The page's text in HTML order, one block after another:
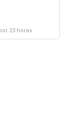
23 horas